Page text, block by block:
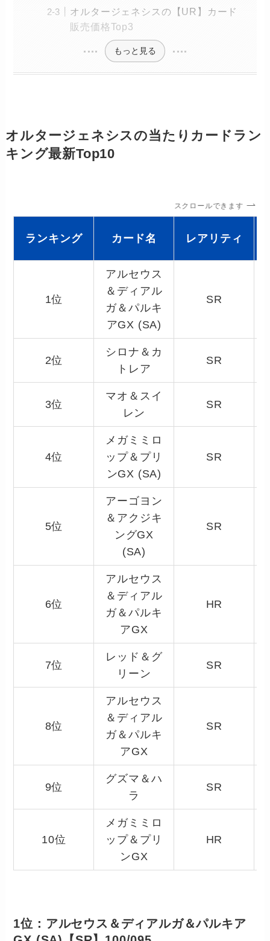
オルタージェネシスの【UR】カード
販売価格Top3
もっと見る
オルタージェネシスの当たりカードラン
キング最新Top10
スクロールできます
ランキング カード名 レアリティ
1位
アルセウス
＆ディアル
ガ＆パルキ
アGX (SA)
SR
2位
シロナ＆カ
トレア
SR
3位
マオ＆スイ
レン
SR
4位
メガミミロ
ップ＆プリ
ンGX (SA)
SR
5位
アーゴヨン
＆アクジキ
ングGX
(SA)
SR
6位
アルセウス
＆ディアル
ガ＆パルキ
アGX
HR
7位
レッド＆グ
リーン
SR
8位
アルセウス
＆ディアル
ガ＆パルキ
アGX
SR
9位
グズマ＆ハ
ラ
SR
10位
メガミミロ
ップ＆プリ
ンGX
HR
1位：アルセウス＆ディアルガ＆パルキア